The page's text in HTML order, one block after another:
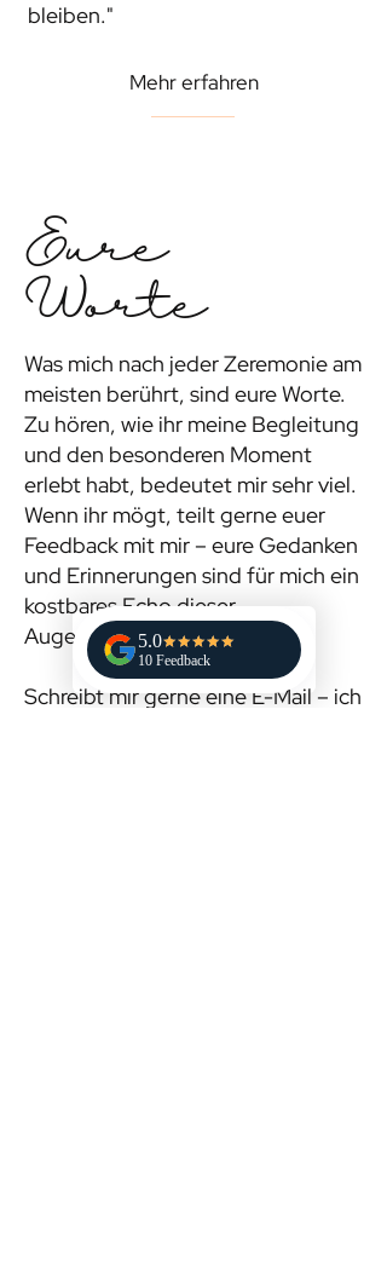
bleiben."
Mehr erfahren
Eure
Worte
Was mich nach jeder Zeremonie am
meisten berührt, sind eure Worte.
Zu hören, wie ihr meine Begleitung
und den besonderen Moment
erlebt habt, bedeutet mir sehr viel.
Wenn ihr mögt, teilt gerne euer
Feedback mit mir – eure Gedanken
und Erinnerungen sind für mich ein
kostbares Echo dieser
Augenblicke.
Schreibt mir gerne eine E-Mail – ich